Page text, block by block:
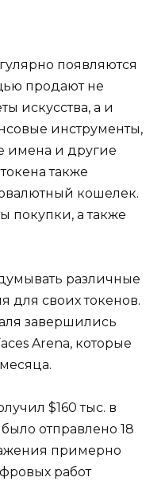
появляются
продают не
искусства, а и
инструменты,
имена и другие
также
кошелек.
покупки, а также
различные
для своих токенов.
завершились
Arena, которые
$160 тыс. в
отправлено 18
примерно
работ